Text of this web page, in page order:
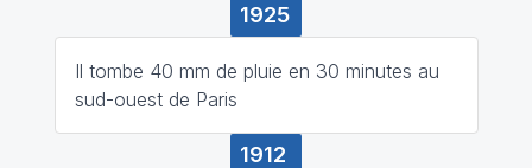
1925
Il tombe 40 mm de pluie en 30 minutes au
sud-ouest de Paris
1912